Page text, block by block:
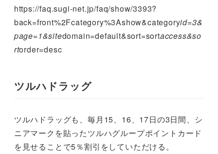
https://faq.sugi-net.jp/faq/show/3393?
back=front%2Fcategory%3Ashow&categoryid=3&
page=1&sitedomain=default&sort=sortaccess&so
rtorder=desc
ツルハドラッグ
ツルハドラッグも、毎月15、16、17日の3日間、シ
ニアマークを貼ったツルハグループポイントカード
を見せることで5％割引をしていただける。